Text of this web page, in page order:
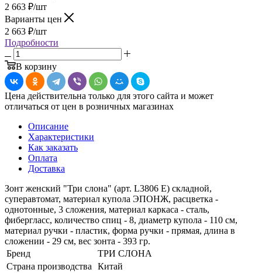
2 663 ₽/шт
Варианты цен
2 663 ₽/шт
Подробности
В корзину
Цена действительна только для этого сайта и может
отличаться от цен в розничных магазинах
Описание
Характеристики
Как заказать
Оплата
Доставка
Зонт женский "Три слона" (арт. L3806 E) складной,
суперавтомат, материал купола ЭПОНЖ, расцветка -
однотонные, 3 сложения, материал каркаса - сталь,
фибергласс, количество спиц - 8, диаметр купола - 110 см,
материал ручки - пластик, форма ручки - прямая, длина в
сложении - 29 см, вес зонта - 393 гр.
Бренд
ТРИ СЛОНА
Страна производства
Китай